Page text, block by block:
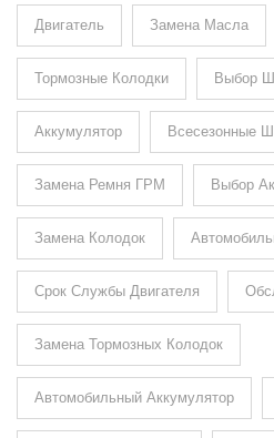
Двигатель Замена Масла
Тормозные Колодки Выбор
Аккумулятор Всесезонные
Замена Ремня ГРМ Выбор
Замена Колодок
Срок Службы Двигателя
Замена Тормозных Колодок
Автомобильный Аккумулятор